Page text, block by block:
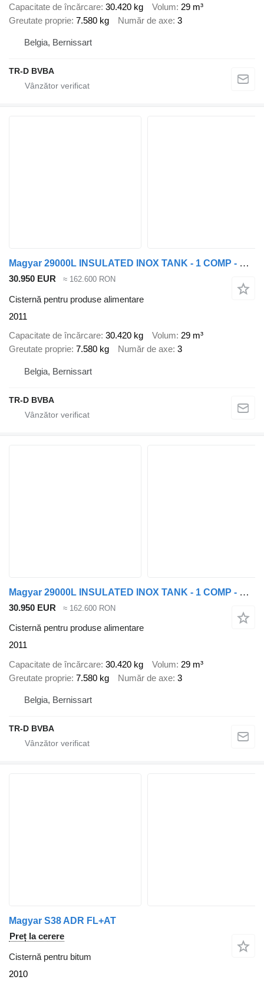
Capacitate de încărcare 30.420 kg Volum 29 m³
Greutate proprie 7.580 kg Număr de axe 3
Belgia, Bernissart
TR-D BVBA
Magyar 29000L INSULATED INOX TANK - 1 COMP - PUMP
30.950 EUR ≈ 162.600 RON
Cisternă pentru produse alimentare
2011
Capacitate de încărcare 30.420 kg Volum 29 m³
Greutate proprie 7.580 kg Număr de axe 3
Belgia, Bernissart
TR-D BVBA
Magyar 29000L INSULATED INOX TANK - 1 COMP - PUMP
30.950 EUR ≈ 162.600 RON
Cisternă pentru produse alimentare
2011
Capacitate de încărcare 30.420 kg Volum 29 m³
Greutate proprie 7.580 kg Număr de axe 3
Belgia, Bernissart
TR-D BVBA
Magyar S38 ADR FL+AT
Preț la cerere
Cisternă pentru bitum
2010